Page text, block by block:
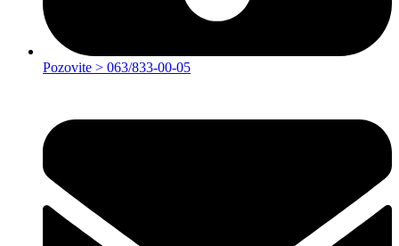
Pozovite > 063/833-00-05